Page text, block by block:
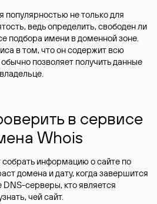
популярностью не только для
ведь определить, свободен ли
подбора имени в доменной зоне.
в том, что он содержит всю
позволяет получить данные
в сервисе
Whois
информацию о сайте по
домена и дату, когда завершится
DNS-серверы, кто является
чей сайт.